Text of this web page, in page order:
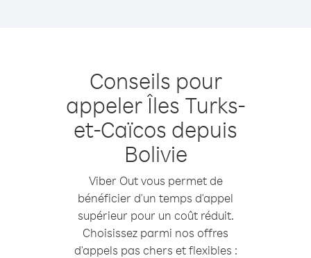
Conseils pour
appeler Îles Turks-
et-Caïcos depuis
Bolivie
Viber Out vous permet de
bénéficier d'un temps d'appel
supérieur pour un coût réduit.
Choisissez parmi nos offres
d'appels pas chers et flexibles :